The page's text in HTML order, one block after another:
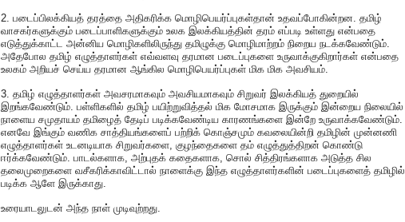
2. படைப்பிலக்கியத் தரத்தை அதிகரிக்க மொழிபெயர்ப்புகள்தான் உதவப்போகின்றன. தமிழ்
வாசகர்களுக்கும் படைப்பாளிகளுக்கும் உலக இலக்கியத்தின் தரம் எப்படி உள்ளது என்பதை
எடுத்துக்காட்ட அன்னிய மொழிகளிலிருந்து தமிழுக்கு மொழிமாற்றம் நிறைய நடக்கவேண்டும்.
அதேபோல தமிழ் எழுத்தாளர்கள் எவ்வளவு தரமான படைப்புகளை உருவாக்குகிறார்கள் என்பதை
உலகம் அறியச் செய்ய தரமான ஆங்கில மொழிபெயர்ப்புகள் மிக மிக அவசியம்.
3. தமிழ் எழுத்தாளர்கள் அவசரமாகவும் அவசியமாகவும் சிறுவர் இலக்கியத் துறையில்
இறங்கவேண்டும். பள்ளிகளில் தமிழ் பயிற்றுவித்தல் மிக மோசமாக இருக்கும் இன்றைய நிலையில்
நாளைய சமுதாயம் தமிழைத் தேடிப் படிக்கவேண்டிய காரணங்களை இன்றே உருவாக்கவேண்டும்.
எனவே இங்கும் வணிக சாத்தியங்களைப் பற்றிக் கொஞ்சமும் கவலையின்றி தமிழின் முன்னணி
எழுத்தாளர்கள் உடனடியாக சிறுவர்களை, குழந்தைகளை தம் எழுத்துத்திறன் கொண்டு
ஈர்க்கவேண்டும். பாடல்களாக, அற்புதக் கதைகளாக, சொல் சித்திரங்களாக அடுத்த சில
தலைமுறைகளை வசீகரிக்காவிட்டால் நாளைக்கு இந்த எழுத்தாளர்களின் படைப்புகளைத் தமிழில்
படிக்க ஆளே இருக்காது.
உரையாடலுடன் அந்த நாள் முடிவுற்றது.